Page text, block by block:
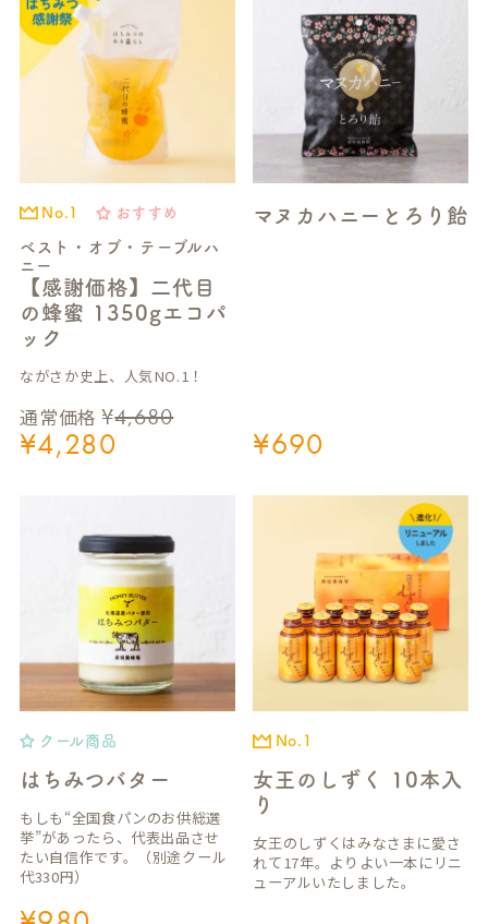
S
E
R
C
ベスト・オブ・テーブルハ
ニー
【感謝価格】二代目
の蜂蜜 1350gエコパ
ック
No.1 おすすめ
通常価格 ¥4,680
¥4,280
ながさか史上、人気NO.1！
マヌカハニーとろり飴
¥690
はちみつバター
クール商品
もしも“全国食パンのお供総選
挙”があったら、代表出品させ
たい自信作です。（別途クール
代330円）
女王のしずく 10本入
り
No.1
女王のしずくはみなさまに愛さ
れて17年。よりよい一本にリニ
ューアルいたしました。